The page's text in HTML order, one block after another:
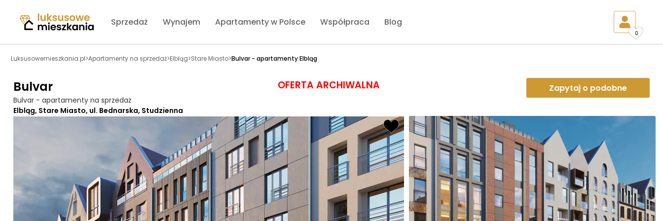
Sprzedaż Wynajem Apartamenty w Polsce Współpraca Blog
0
Luksusowemieszkania.pl>Apartamenty na sprzedaż>Elbląg>Stare Miasto>Bulvar - apartamenty Elbląg
Bulvar
Bulvar - apartamenty na sprzedaż
OFERTA ARCHIWALNA Zapytaj o podobne
Elbląg, Stare Miasto, ul. Bednarska, Studzienna